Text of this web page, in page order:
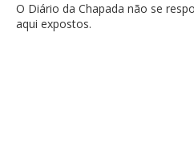
O Diário da Chapada não se
aqui expostos.